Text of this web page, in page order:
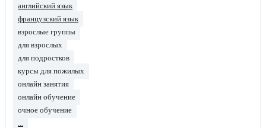
английский язык
французский язык
взрослые группы
для взрослых
для подростков
курсы для пожилых
онлайн занятия
онлайн обучение
очное обучение
...